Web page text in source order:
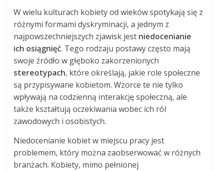
W wielu kulturach kobiety od wieków spotykają się z
różnymi formami dyskryminacji, a jednym z
najpowszechniejszych zjawisk jest niedocenianie
ich osiągnięć. Tego rodzaju postawy często mają
swoje źródło w głęboko zakorzenionych
stereotypach, które określają, jakie role społeczne
są przypisywane kobietom. Wzorce te nie tylko
wpływają na codzienną interakcję społeczną, ale
także kształtują oczekiwania wobec ich ról
zawodowych i osobistych.
Niedocenianie kobiet w miejscu pracy jest
problemem, który można zaobserwować w różnych
branżach. Kobiety, mimo pełnionej